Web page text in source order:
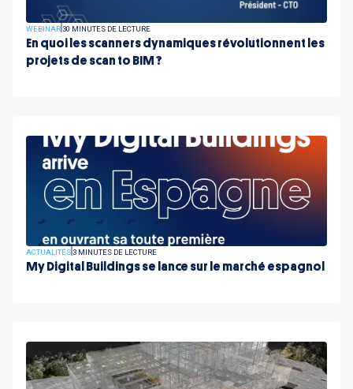
WEBINAR30 MINUTES DE LECTURE
En quoi les scanners dynamiques révolutionnent les
projets de scan to BIM ?
ACTUALITÉS3 MINUTES DE LECTURE
My Digital Buildings se lance sur le marché espagnol